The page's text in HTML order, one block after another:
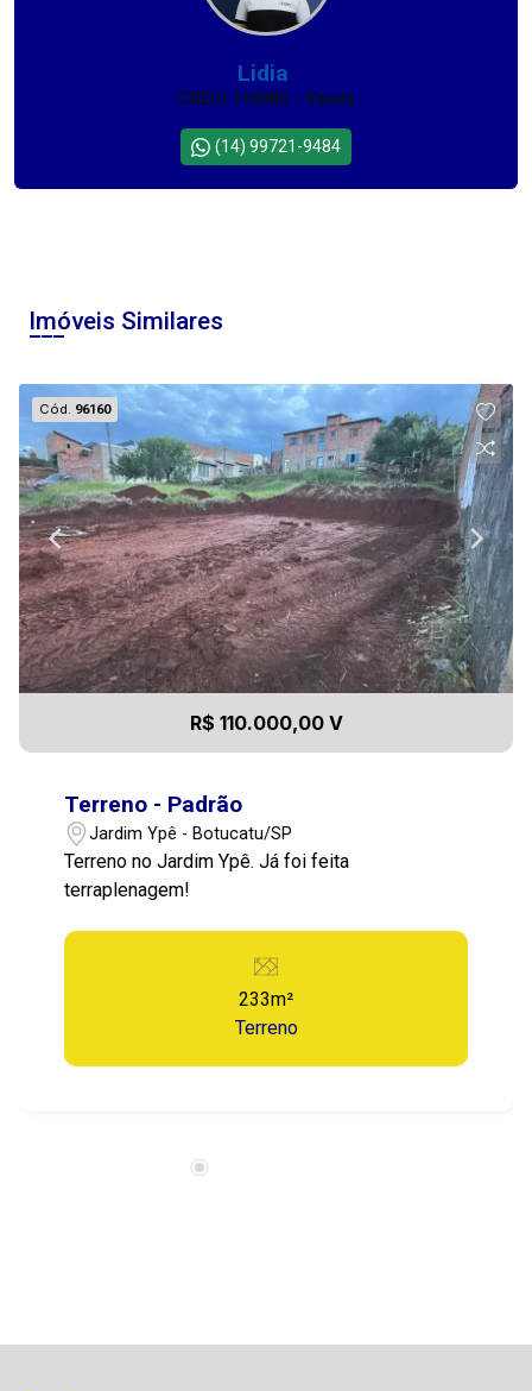
Lidia
CRECI 116085 - Venda
(14) 99721-9484
Imóveis Similares
Cód. 96160
R$ 110.000,00 V
Terreno - Padrão
Jardim Ypê - Botucatu/SP
Terreno no Jardim Ypê. Já foi feita
terraplenagem!
233m²
Terreno